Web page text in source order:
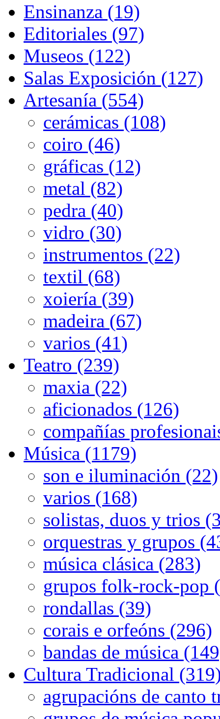
Ensinanza (19)
Editoriales (97)
Museos (122)
Salas Exposición (127)
Artesanía (554)
cerámicas (108)
coiro (46)
gráficas (12)
metal (82)
pedra (40)
vidro (30)
instrumentos (22)
textil (68)
xoiería (39)
madeira (67)
varios (41)
Teatro (239)
maxia (22)
aficionados (126)
compañías
Música (1179)
son e iluminación (22)
varios (168)
solistas, duos y trios
orquestras y grupos
música clásica (283)
grupos folk-rock-pop
rondallas (39)
corais e orfeóns (296)
bandas de música
Cultura Tradicional
agrupacións de canto